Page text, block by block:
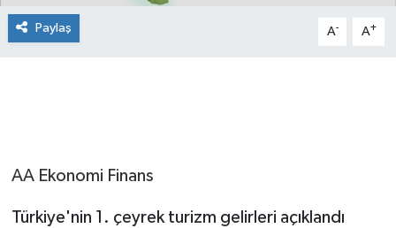
Paylaş A- A+
AA Ekonomi Finans
Türkiye'nin 1. çeyrek turizm gelirleri açıklandı